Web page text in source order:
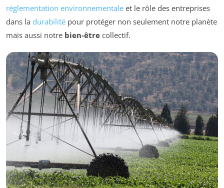
réglementation environnementale et le rôle des entreprises
dans la durabilité pour protéger non seulement notre planète
mais aussi notre bien-être collectif.